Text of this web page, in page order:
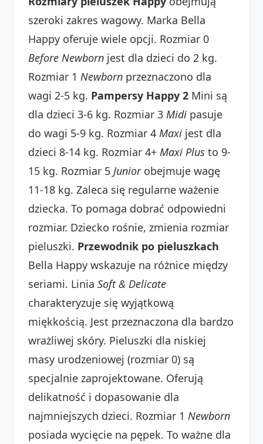
szeroki zakres wagowy. Marka Bella
Happy oferuje wiele opcji. Rozmiar 0
Before Newborn jest dla dzieci do 2 kg.
Rozmiar 1 Newborn przeznaczono dla
wagi 2-5 kg. Pampersy Happy 2 Mini są
dla dzieci 3-6 kg. Rozmiar 3 Midi pasuje
do wagi 5-9 kg. Rozmiar 4 Maxi jest dla
dzieci 8-14 kg. Rozmiar 4+ Maxi Plus to 9-
15 kg. Rozmiar 5 Juniorobejmuje wagę
11-18 kg. Zaleca się regularne ważenie
dziecka. To pomaga dobrać odpowiedni
rozmiar. Dziecko rośnie, zmienia rozmiar
pieluszki. Przewodnik po pieluszkach
Bella Happy wskazuje na różnice między
seriami. Linia Soft & Delicate
charakteryzuje się wyjątkową
miękkością. Jest przeznaczona dla bardzo
wrażliwej skóry. Pieluszki dla niskiej
masy urodzeniowej (rozmiar 0) są
specjalnie zaprojektowane. Oferują
delikatność i dopasowanie dla
najmniejszych dzieci. Rozmiar 1 Newborn
posiada wycięcie na pępek. To ważne dla